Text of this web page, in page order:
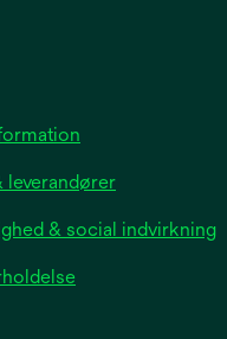
a
new
leverandører
& social indvirkning